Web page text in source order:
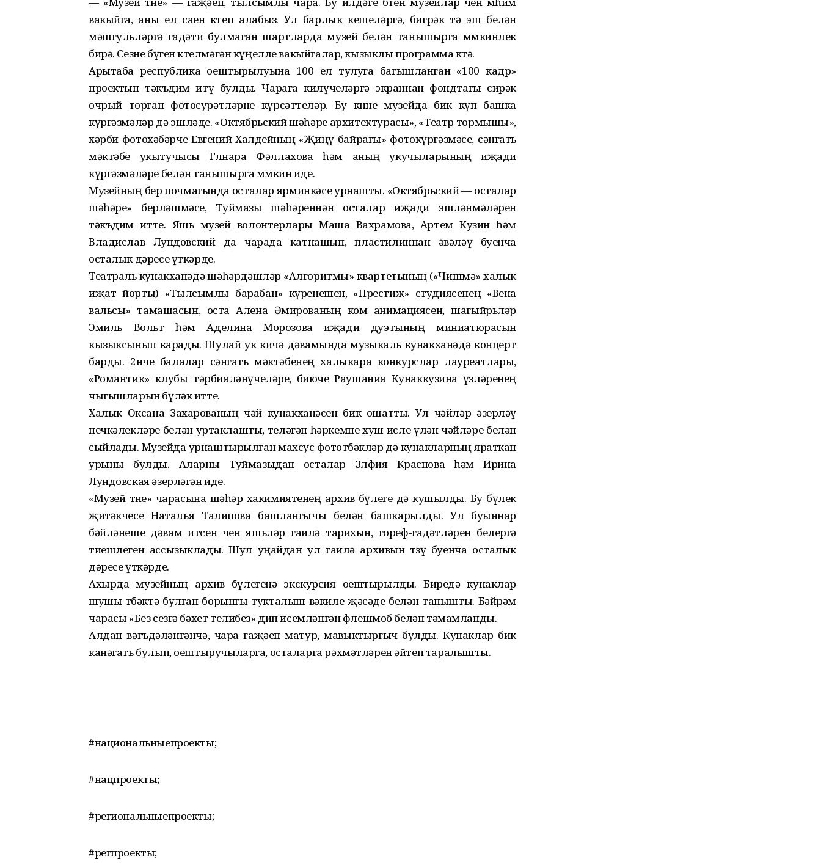
вакыйга, аны ел саен көтеп алабыз. Ул барлык кешеләргә, бигрәк тә эш белән
мәшгульләргә гадәти булмаган шартларда музей белән танышырга мөмкинлек
бирә. Сезне бүген көтелмәгән күңелле вакыйгалар, кызыклы программа көтә.
Арытаба республика оештырылуына 100 ел тулуга багышланган «100 кадр»
проектын тәкъдим итү булды. Чарага килүчеләргә экраннан фондтагы сирәк
очрый торган фотосурәтләрне күрсәттеләр. Бу көнне музейда бик күп башка
күргәзмәләр дә эшләде. «Октябрьский шәһәре архитектурасы», «Театр тормышы»,
хәрби фотохәбәрче Евгений Халдейның «Җиңү байрагы» фотокүргәзмәсе, сәнгать
мәктәбе укытучысы Гөлнара Фәллахова һәм аның укучыларының иҗади
күргәзмәләре белән танышырга мөмкин иде.
Музейның бер почмагында осталар ярминкәсе урнашты. «Октябрьский — осталар
шәһәре» берләшмәсе, Туймазы шәһәреннән осталар иҗади эшләнмәләрен
тәкъдим итте. Яшь музей волонтерлары Маша Вахрамова, Артем Кузин һәм
Владислав Лундовский да чарада катнашып, пластилиннан әвәләү буенча
осталык дәресе үткәрде.
Театраль кунакханәдә шәһәрдәшләр «Алгоритмы» квартетының («Чишмә» халык
иҗат йорты) «Тылсымлы барабан» күренешен, «Престиж» студиясенең «Вена
вальсы» тамашасын, оста Алена Әмированың ком анимациясен, шагыйрьләр
Эмиль Вольт һәм Аделина Морозова иҗади дуэтының миниатюрасын
кызыксынып карады. Шулай ук кичә дәвамында музыкаль кунакханәдә концерт
барды. 2нче балалар сәнгать мәктәбенең халыкара конкурслар лауреатлары,
«Романтик» клубы тәрбияләнүчеләре, биюче Раушания Кунаккузина үзләренең
чыгышларын бүләк итте.
Халык Оксана Захарованың чәй кунакханәсен бик ошатты. Ул чәйләр әзерләү
нечкәлекләре белән уртаклашты, теләгән һәркемне хуш исле үлән чәйләре белән
сыйлады. Музейда урнаштырылган махсус фототөбәкләр дә кунакларның яраткан
урыны булды. Аларны Туймазыдан осталар Зөлфия Краснова һәм Ирина
Лундовская әзерләгән иде.
«Музей төне» чарасына шәһәр хакимиятенең архив бүлеге дә кушылды. Бу бүлек
җитәкчесе Наталья Талипова башлангычы белән башкарылды. Ул буыннар
бәйләнеше дәвам итсен өчен яшьләр гаилә тарихын, гореф-гадәтләрен белергә
тиешлеген ассызыклады. Шул уңайдан ул гаилә архивын төзү буенча осталык
дәресе үткәрде.
Ахырда музейның архив бүлегенә экскурсия оештырылды. Биредә кунаклар
шушы төбәктә булган борынгы тукталыш вәкиле җәсәде белән танышты. Бәйрәм
чарасы «Без сезгә бәхет телибез» дип исемләнгән флешмоб белән тәмамланды.
Алдан вәгъдәләнгәнчә, чара гаҗәеп матур, мавыктыргыч булды. Кунаклар бик
канәгать булып, оештыручыларга, осталарга рәхмәтләрен әйтеп таралышты.
#национальныепроекты;
#нацпроекты;
#региональныепроекты;
#регпроекты;